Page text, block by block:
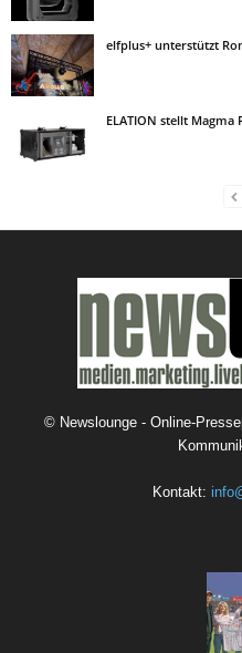
elfplus+ unterstützt
ELATION stellt
© Newslounge - Online-
Kontakt: